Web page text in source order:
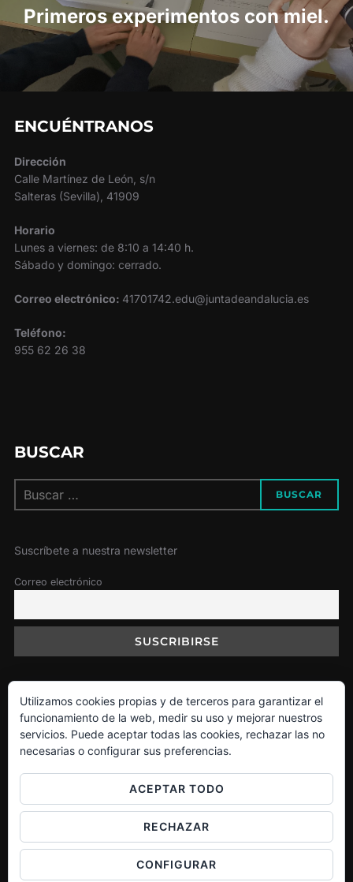
entradas
Primeros experimentos con miel.
ENCUÉNTRANOS
Dirección
Calle Martínez de León, s/n
Salteras (Sevilla), 41909
Horario
Lunes a viernes: de 8:10 a 14:40 h.
Sábado y domingo: cerrado.
Correo electrónico: 41701742.edu@juntadeandalucia.es
Teléfono:
955 62 26 38
BUSCAR
BUSCAR
Suscríbete a nuestra newsletter
Correo electrónico
Política de Cookies
Facebook
Instagram
Twitter
Funciona con WordPress
Inspiro WordPress Theme por
Utilizamos cookies propias y de terceros para garantizar el
funcionamiento de la web, medir su uso y mejorar nuestros
servicios. Puede aceptar todas las cookies, rechazar las no
necesarias o configurar sus preferencias.
ACEPTAR TODO
RECHAZAR
CONFIGURAR